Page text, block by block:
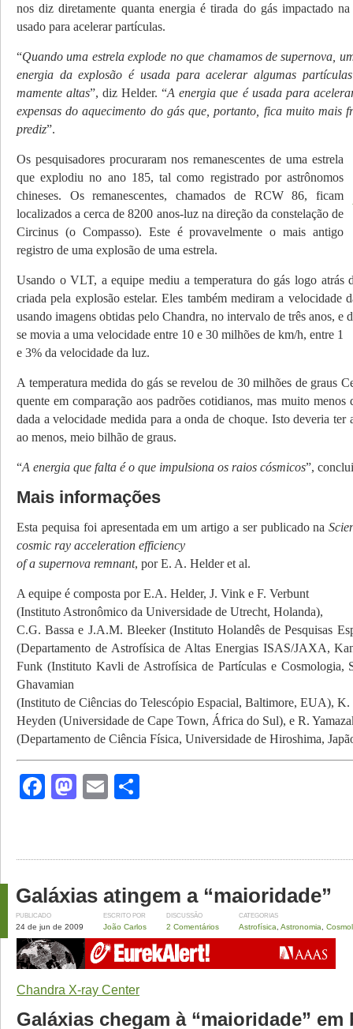
nos diz diretamente quanta energia é tirada do gás impac­tado
usado para acelerar partículas.
“Quando uma estrela explode no que chamamos de supernova,
energia da explosão é usada para acelerar algumas
mamente altas”, diz Helder. “A energia que é usada para
expensas do aquecimento do gás que, portanto, fica muito mais
prediz”.
Os pesquisadores procuraram nos remanescentes de uma estrela
que explodiu no ano 185, tal como registrado por astrônomos
chineses. Os remanescentes, chamados de RCW 86, ficam
localizados a cerca de 8200 anos-luz na direção da constelação de
Circinus (o Compasso). Este é provavelmente o mais antigo
registro de uma explosão de uma estrela.
Usando o VLT, a equipe mediu a temperatura do gás logo atrás
criada pela explosão estelar. Eles também mediram a velocidade
usando imagens obtidas pelo Chandra, no intervalo de três anos, e
se movia a uma velocidade entre 10 e 30 milhões de km/h, entre 1
e 3% da velocidade da luz.
A temperatura medida do gás se revelou de 30 milhões de graus
quente em comparação aos padrões cotidianos, mas muito menos
dada a velocidade medida para a onda de choque. Isto deveria ter
ao menos, meio bilhão de graus.
“A energia que falta é o que impulsiona os raios cósmicos”,
Mais informações
Esta pequisa foi apresentada em um artigo a ser publicado na
cosmic ray acceleration efficiency
of a supernova remnant, por E. A. Helder et al.
A equipe é composta por E.A. Helder, J. Vink e F. Verbunt
(Instituto Astronômico da Universidade de Utrecht, Holanda),
C.G. Bassa e J.A.M. Bleeker (Instituto Holandês de Pesquisas
(Departamento de Astrofísica de Altas Energias ISAS/JAXA,
Funk (Instituto Kavli de Astro­física de Partículas e Cosmologia,
Ghavamian
(Instituto de Ciências do Telescópio Espacial, Baltimore, EUA), K.
Heyden (Univer­sidade de Cape Town, África do Sul), e R.
(Departamento de Ciência Física, Universidade de Hiroshima,
Facebook
Mastodon
Email
Galáxias atingem a “maioridade”
PUBLICADO
24 de jun de 2009
ESCRITO POR
João Carlos
DISCUSSÃO
2 Comentários
CATEGORIAS
Astrofísica Astronomia
Chandra X-ray Center
Galáxias chegam à “maioridade” em